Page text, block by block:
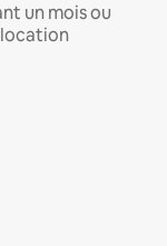
un mois ou